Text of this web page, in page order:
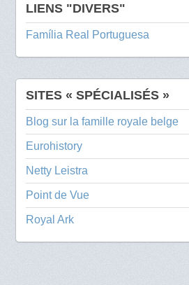
LIENS "DIVERS"
Família Real Portuguesa
SITES « SPÉCIALISÉS »
Blog sur la famille royale belge
Eurohistory
Netty Leistra
Point de Vue
Royal Ark